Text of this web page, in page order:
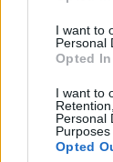
I want to
Personal
Opted In
I want to
Personal
Opted
Οι